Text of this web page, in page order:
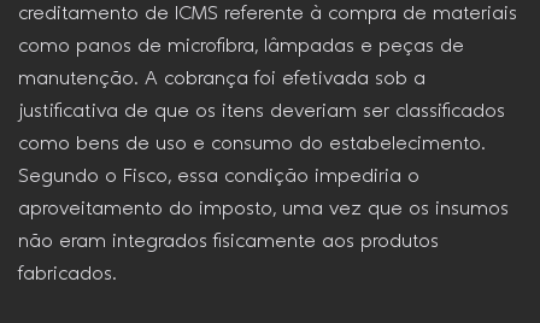
creditamento de ICMS referente à compra de materiais
como panos de microfibra, lâmpadas e peças de
manutenção. A cobrança foi efetivada sob a
justificativa de que os itens deveriam ser classificados
como bens de uso e consumo do estabelecimento.
Segundo o Fisco, essa condição impediria o
aproveitamento do imposto, uma vez que os insumos
não eram integrados fisicamente aos produtos
fabricados.